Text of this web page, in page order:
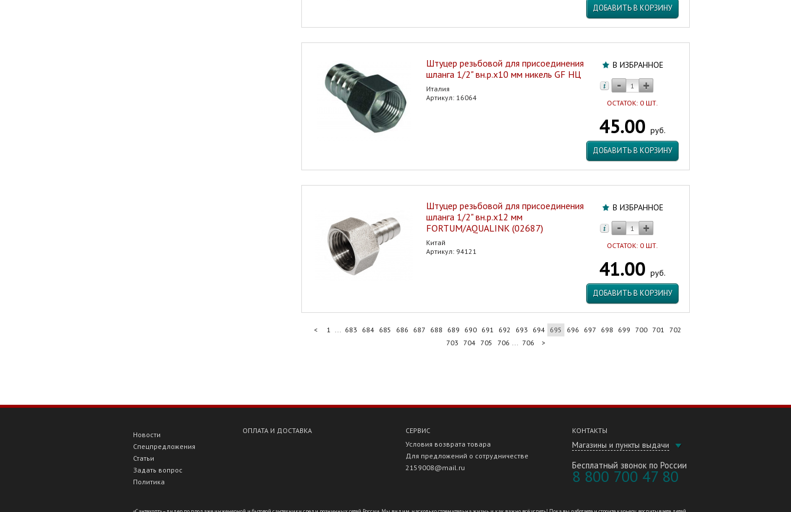
ДОБАВИТЬ В КОРЗИНУ
В ИЗБРАННОЕ
ОСТАТОК: 0 ШТ.
45.00 руб.
ДОБАВИТЬ В КОРЗИНУ
Штуцер резьбовой для присоединения
шланга 1/2" вн.р.х10 мм никель GF НЦ
Италия
Артикул: 16064
В ИЗБРАННОЕ
ОСТАТОК: 0 ШТ.
41.00 руб.
ДОБАВИТЬ В КОРЗИНУ
Штуцер резьбовой для присоединения
шланга 1/2" вн.р.х12 мм
FORTUM/AQUALINK (02687)
Китай
Артикул: 94121
< 1 ... 683 684 685 686 687 688 689 690 691 692 693 694 695 696 697 698 699 700 701
702
703
704 705 706 ... 706 >
КОНТАКТЫ
Магазины и пункты выдачи
Бесплатный звонок по России
8 800 700 47 80
Новости
Спецпредложения
Статьи
Задать вопрос
Политика
ОПЛАТА И ДОСТАВКА
СЕРВИС
Условия возврата товара
Для предложений о сотрудничестве
2159008@mail.ru